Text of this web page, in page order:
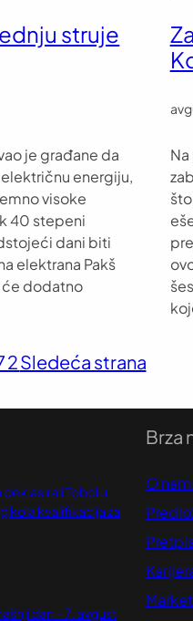
struje
je građane da
energiju,
visoke
40 stepeni
dani biti
elektrana Pakš
će dodatno
Sledeća strana
Tobol u
kola kvalifikacija za
dan – 7. avgust
Brza
O